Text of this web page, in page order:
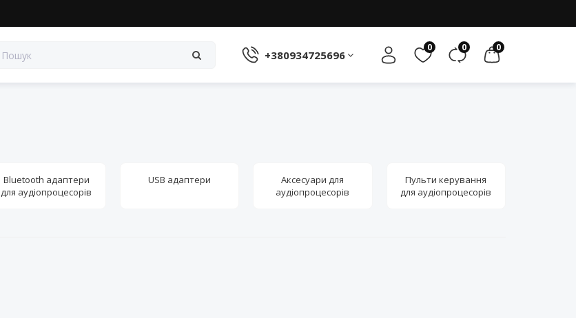
+380934725696
0 0 0
Bluetooth адаптери
для аудіопроцесорів
USB адаптери
Аксесуари для
аудіопроцесорів
Пульти керування
для аудіопроцесорів